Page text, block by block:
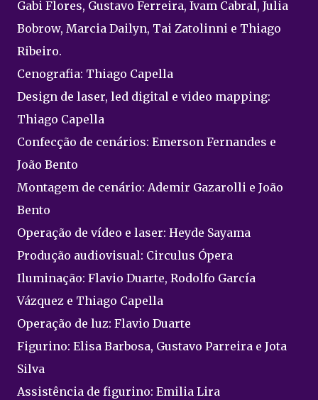
Gabi Flores, Gustavo Ferreira, Ivam Cabral, Julia
Bobrow, Marcia Dailyn, Tai Zatolinni e Thiago
Ribeiro.
Cenografia: Thiago Capella
Design de laser, led digital e video mapping:
Thiago Capella
Confecção de cenários: Emerson Fernandes e
João Bento
Montagem de cenário: Ademir Gazarolli e João
Bento
Operação de vídeo e laser: Heyde Sayama
Produção audiovisual: Circulus Ópera
Iluminação: Flavio Duarte, Rodolfo García
Vázquez e Thiago Capella
Operação de luz: Flavio Duarte
Figurino: Elisa Barbosa, Gustavo Parreira e Jota
Silva
Assistência de figurino: Emilia Lira